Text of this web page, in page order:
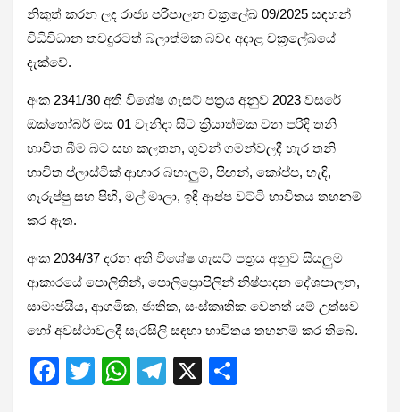
නිකුත් කරන ලද රාජ්‍ය පරිපාලන චක්‍රලේඛ 09/2025 සඳහන්
විධිවිධාන තවදුරටත් බලාත්මක බවද අදාළ චක්‍රලේඛයේ
දැක්වේ.
අංක 2341/30 අති විශේෂ ගැසට් පත්‍රය අනුව 2023 වසරේ
ඔක්තෝබර් මස 01 වැනිදා සිට ක්‍රියාත්මක වන පරිදි තනි
භාවිත බීම බට සහ කලතන, ගුවන් ගමන්වලදී හැර තනි
භාවිත ප්ලාස්ටික් ආහාර බහාලුම්, පිඟන්, කෝප්ප, හැඳි,
ගෑරුප්පු සහ පිහි, මල් මාලා, ඉඳි ආප්ප වට්ටි භාවිතය තහනම්
කර ඇත.
අංක 2034/37 දරන අති විශේෂ ගැසට් පත්‍රය අනුව සියලුම
ආකාරයේ පොලිතින්, පොලිප්‍රොපිලින් නිෂ්පාදන දේශපාලන,
සාමාජයීය, ආගමික, ජාතික, සංස්කෘතික වෙනත් යම් උත්සව
හෝ අවස්ථාවලදී සැරසිලි සඳහා භාවිතය තහනම් කර තිබේ.
F
T
W T
X